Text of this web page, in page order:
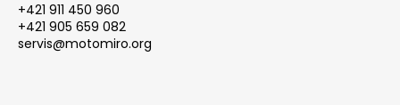
+421 911 450 960
+421 905 659 082
servis@motomiro.org